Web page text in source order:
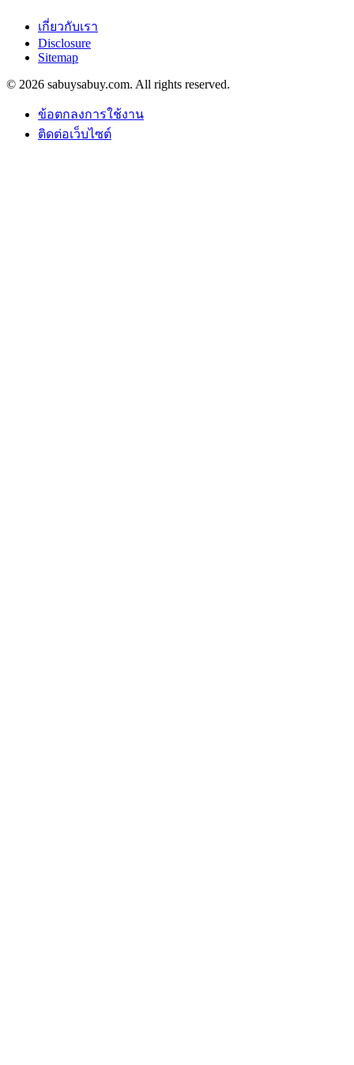
เกี่ยวกับเรา
Disclosure
Sitemap
© 2026 sabuysabuy.com. All rights reserved.
ข้อตกลงการใช้งาน
ติดต่อเว็บไซต์